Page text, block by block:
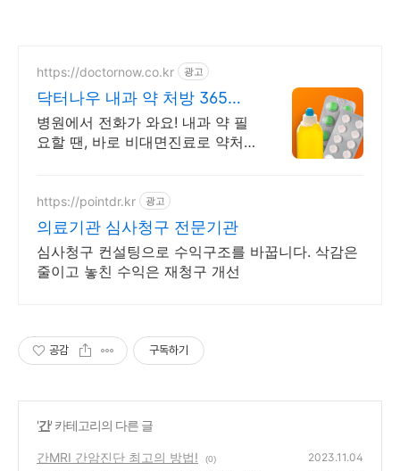
https://doctornow.co.kr 광고
닥터나우 내과 약 처방 365일
24시간 진료가능
병원에서 전화가 와요! 내과 약 필
요할 땐, 바로 비대면진료로 약처
https://pointdr.kr 광고
의료기관 심사청구 전문기관
심사청구 컨설팅으로 수익구조를 바꿉니다. 삭감은
줄이고 놓친 수익은 재청구 개선
공감 구독하기
'간' 카테고리의 다른 글
간MRI 간암진단 최고의 방법! (0) 2023.11.04